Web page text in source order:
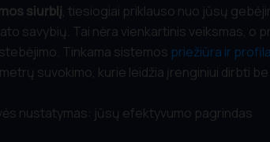
siurblį, tiesiogiai priklauso nuo jūsų
savybių. Tai nėra vienkartinis veiksmas, o
Tinkama sistemos priežiūra ir
suvokimo, kurie leidžia įrenginiui dirbti
nustatymas: jūsų efektyvumo pagrindas